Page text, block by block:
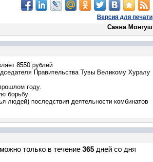
Версия для печати
Саяна Монгуш
8550 рублей
Правительства Тувы Великому Хуралу
году.
борьбу
людей) последствия деятельности комбинатов
только в течение 365 дней со дня